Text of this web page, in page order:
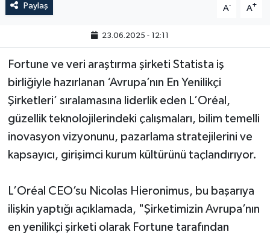
Paylaş A- A+
23.06.2025 - 12:11
Fortune ve veri araştırma şirketi Statista iş
birliğiyle hazırlanan ‘Avrupa’nın En Yenilikçi
Şirketleri’ sıralamasına liderlik eden L’Oréal,
güzellik teknolojilerindeki çalışmaları, bilim temelli
inovasyon vizyonunu, pazarlama stratejilerini ve
kapsayıcı, girişimci kurum kültürünü taçlandırıyor.
L’Oréal CEO’su Nicolas Hieronimus, bu başarıya
ilişkin yaptığı açıklamada, "Şirketimizin Avrupa’nın
en yenilikçi şirketi olarak Fortune tarafından